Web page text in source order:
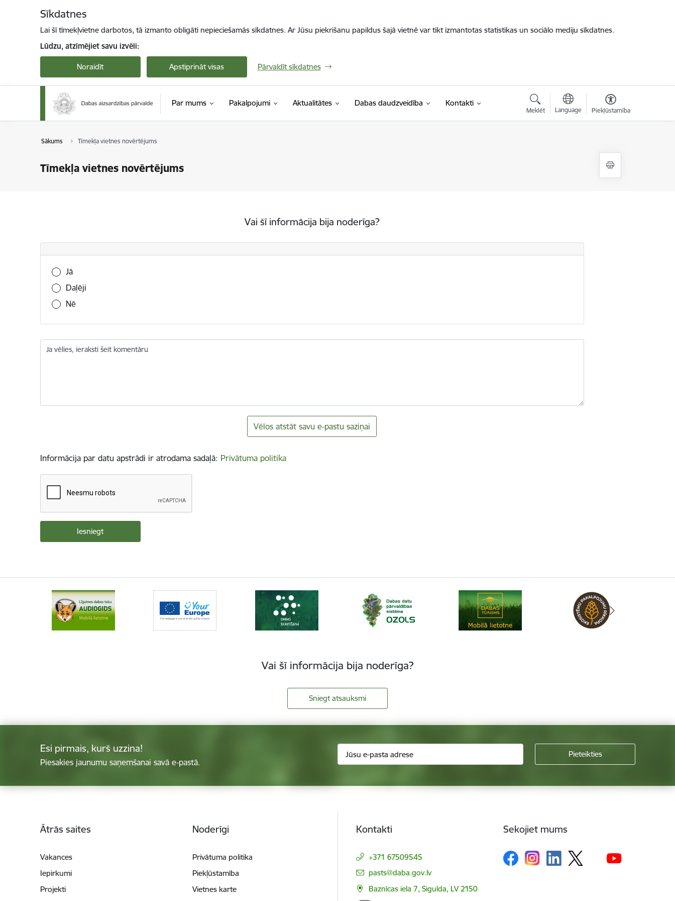
Sīkdatnes
Lai šī tīmekļvietne darbotos, tā izmanto obligāti nepieciešamās sīkdatnes. Ar Jūsu piekrišanu papildus šajā vietnē var tikt izmantotas statistikas un sociālo mediju sīkdatnes.
Lūdzu, atzīmējiet savu izvēli:
Noraidīt Apstiprināt visas Pārvaldīt sīkdatnes
Par mums Pakalpojumi Aktualitātes Dabas daudzveidība Kontakti
Meklēt Language Piekļūstamība
Sākums Tīmekļa vietnes novērtējums
Tīmekļa vietnes novērtējums
Vai šī informācija bija noderīga?
Vai šī informācija bija noderīga?
Jā
Daļēji
Nē
Ja vēlies, ieraksti šeit komentāru
Vēlos atstāt savu e-pastu saziņai
Informācija par datu apstrādi ir atrodama sadaļā: Privātuma politika
Vai šī informācija bija noderīga?
Sniegt atsauksmi
Esi pirmais, kurš uzzina!
Piesakies jaunumu saņemšanai savā e-pastā.
Ātrās saites
Vakances
Iepirkumi
Projekti
Noderīgi
Privātuma politika
Piekļūstamība
Vietnes karte
Kontakti
+371 67509545
E-pasts:
pasts@daba.gov.lv
Baznīcas iela 7, Sigulda, LV 2150
Sekojiet mums